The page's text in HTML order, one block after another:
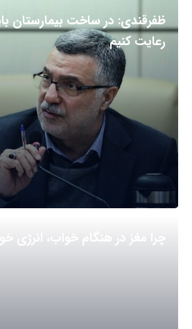
ظفرقندی: در ساخت بیمارستان
رعایت کنیم
چرا مغز در هنگام خواب، انرژی